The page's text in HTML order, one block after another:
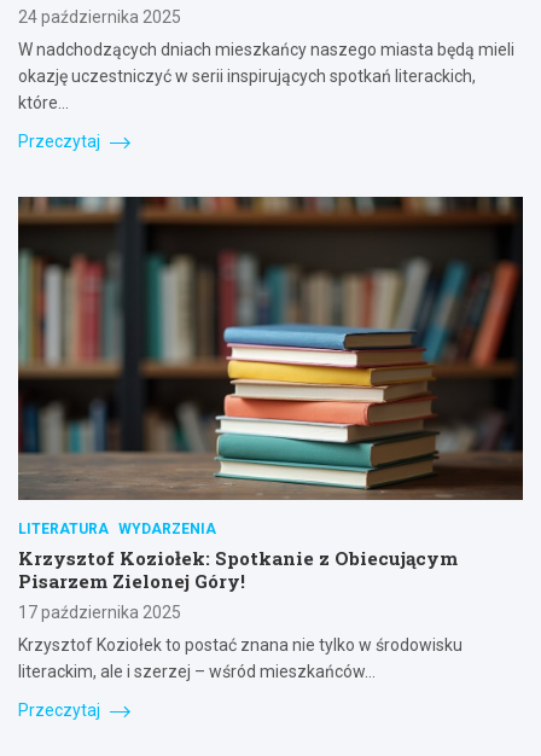
24 października 2025
W nadchodzących dniach mieszkańcy naszego miasta będą mieli
okazję uczestniczyć w serii inspirujących spotkań literackich,
które…
Przeczytaj
LITERATURA WYDARZENIA
Krzysztof Koziołek: Spotkanie z Obiecującym
Pisarzem Zielonej Góry!
17 października 2025
Krzysztof Koziołek to postać znana nie tylko w środowisku
literackim, ale i szerzej – wśród mieszkańców…
Przeczytaj